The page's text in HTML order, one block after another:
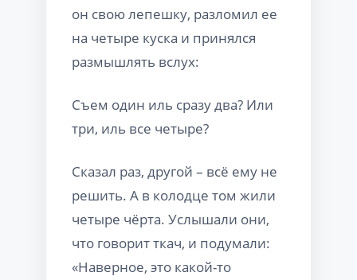
он свою лепешку, разломил ее
на четыре куска и принялся
размышлять вслух:
Съем один иль сразу два? Или
три, иль все четыре?
Сказал раз, другой – всё ему не
решить. А в колодце том жили
четыре чёрта. Услышали они,
что говорит ткач, и подумали:
«Наверное, это какой-то